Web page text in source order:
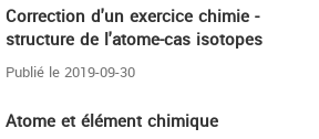
Correction d'un exercice chimie -
structure de l'atome-cas isotopes
Publié le 2019-09-30
Atome et élément chimique